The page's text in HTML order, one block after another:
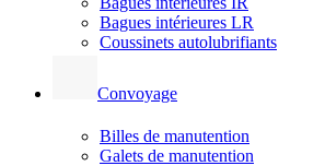
Bagues intérieures LR
Coussinets autolubrifiants
Convoyage
Billes de manutention
Galets de manutention